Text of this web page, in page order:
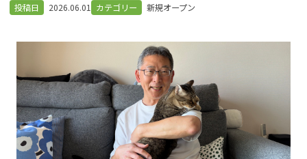
投稿日 2026.06.01 カテゴリー 新規オープン